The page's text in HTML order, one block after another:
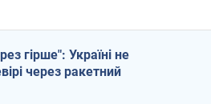
гірше": Україні не
через ракетний